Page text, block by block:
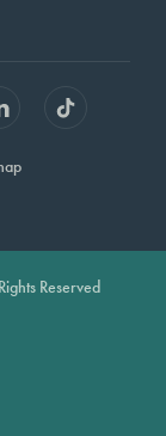
Reserved